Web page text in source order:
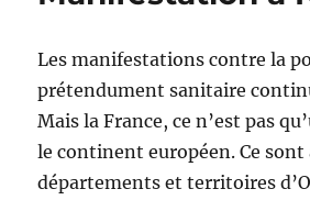
Les manifestations contre la
prétendument sanitaire
Mais la France, ce n’est pas
le continent européen. Ce sont
départements et territoires